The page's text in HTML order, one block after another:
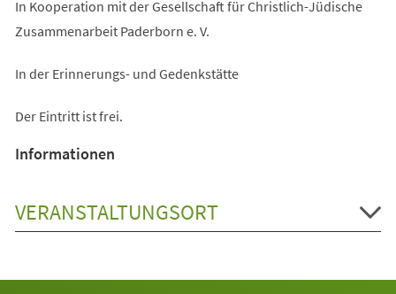
In Kooperation mit der Gesellschaft für Christlich-Jüdische
Zusammenarbeit Paderborn e. V.
In der Erinnerungs- und Gedenkstätte
Der Eintritt ist frei.
Informationen
VERANSTALTUNGSORT